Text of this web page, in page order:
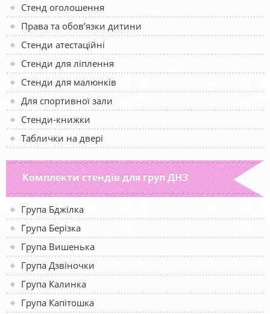
Стенд оголошення
Права та обов’язки дитини
Стенди атестаційні
Стенди для ліплення
Стенди для малюнків
Для спортивної зали
Стенди-книжки
Таблички на двері
Комплекти стендів для груп ДНЗ
Група Бджілка
Група Берізка
Група Вишенька
Група Дзвіночки
Група Калинка
Група Капітошка